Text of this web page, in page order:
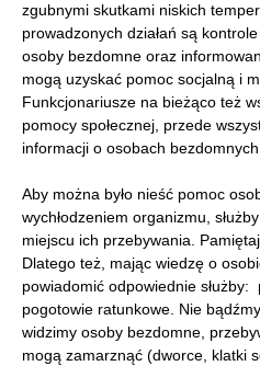
zgubnymi skutkami niskich
prowadzonych działań są
osoby bezdomne oraz
mogą uzyskać pomoc socjalną i
Funkcjonariusze na bieżąco też
pomocy społecznej, przede
informacji o osobach
Aby można było nieść pomoc
wychłodzeniem organizmu,
miejscu ich przebywania.
Dlatego też, mając wiedzę o
powiadomić odpowiednie
pogotowie ratunkowe. Nie
widzimy osoby bezdomne,
mogą zamarznąć (dworce, klatki